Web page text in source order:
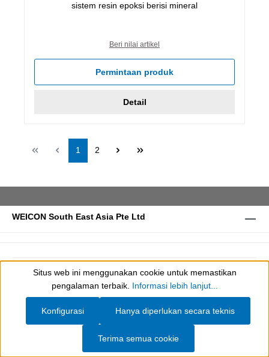
sistem resin epoksi berisi mineral
Beri nilai artikel
Permintaan produk
Detail
Halaman
1 Halaman
2
WEICON South East Asia Pte Ltd
Syarat dan Ketentuan Umum Privasi Cookie settings
Show toolbar
Situs web ini menggunakan cookie untuk memastikan
pengalaman terbaik. Informasi lebih lanjut...
Hanya diperlukan secara teknis
Konfigurasi
Terima semua cookie